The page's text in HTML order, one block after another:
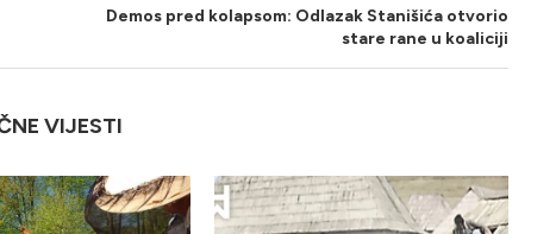
Demos pred kolapsom: Odlazak Stanišića otvorio
stare rane u koaliciji
VIJESTI